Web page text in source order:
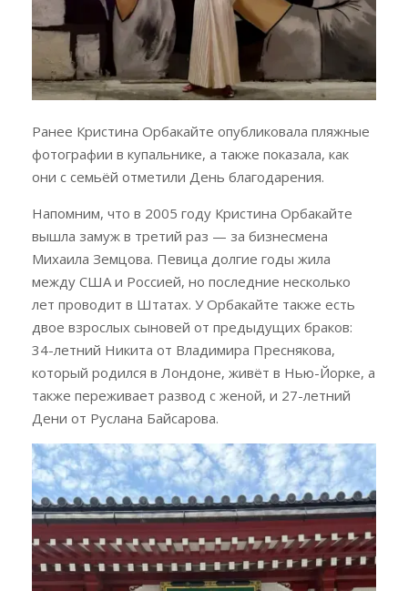
Ранее Кристина Орбакайте опубликовала пляжные
фотографии в купальнике, а также показала, как
они с семьёй отметили День благодарения.
Напомним, что в 2005 году Кристина Орбакайте
вышла замуж в третий раз — за бизнесмена
Михаила Земцова. Певица долгие годы жила
между США и Россией, но последние несколько
лет проводит в Штатах. У Орбакайте также есть
двое взрослых сыновей от предыдущих браков:
34-летний Никита от Владимира Преснякова,
который родился в Лондоне, живёт в Нью-Йорке, а
также переживает развод с женой, и 27-летний
Дени от Руслана Байсарова.